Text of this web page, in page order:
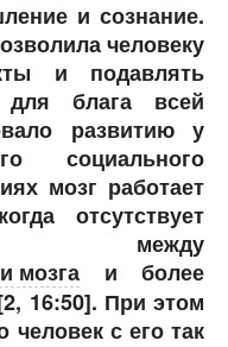
и сознание.
человеку
и подавлять
блага всей
развитию у
социального
мозг работает
отсутствует
между
мозга и более
16:50]. При этом
с его так